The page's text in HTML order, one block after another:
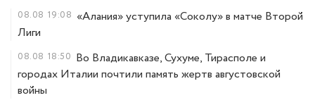
08.08 19:08 «Алания» уступила «Соколу» в матче Второй
Лиги
08.08 18:50 Во Владикавказе, Сухуме, Тирасполе и
городах Италии почтили память жертв августовской
войны